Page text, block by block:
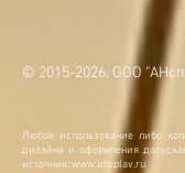
© 2015-2026, ООО
Любое использование либо
дизайна и оформления
источник:www.ansplav.ru